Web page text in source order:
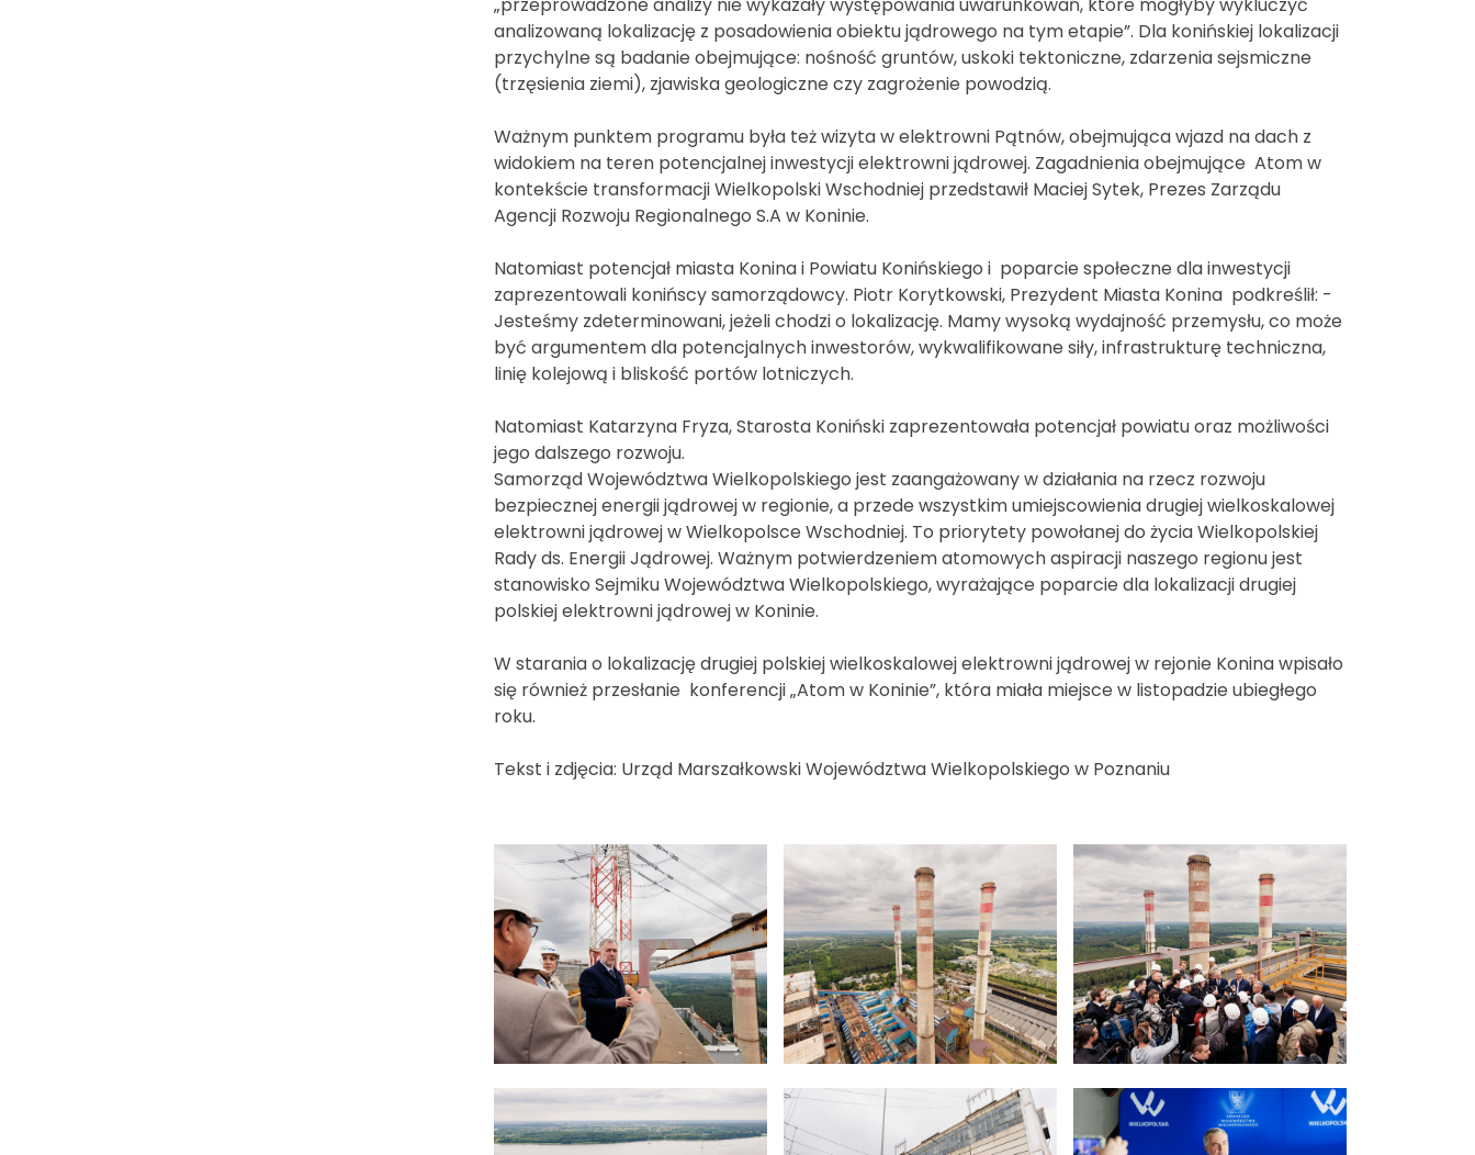
„przeprowadzone analizy nie wykazały występowania uwarunkowań, które mogłyby wykluczyć
analizowaną lokalizację z posadowienia obiektu jądrowego na tym etapie”. Dla konińskiej lokalizacji
przychylne są badanie obejmujące: nośność gruntów, uskoki tektoniczne, zdarzenia sejsmiczne
(trzęsienia ziemi), zjawiska geologiczne czy zagrożenie powodzią.
Ważnym punktem programu była też wizyta w elektrowni Pątnów, obejmująca wjazd na dach z
widokiem na teren potencjalnej inwestycji elektrowni jądrowej. Zagadnienia obejmujące Atom w
kontekście transformacji Wielkopolski Wschodniej przedstawił Maciej Sytek, Prezes Zarządu
Agencji Rozwoju Regionalnego S.A w Koninie.
Natomiast potencjał miasta Konina i Powiatu Konińskiego i poparcie społeczne dla inwestycji
zaprezentowali konińscy samorządowcy. Piotr Korytkowski, Prezydent Miasta Konina podkreślił: -
Jesteśmy zdeterminowani, jeżeli chodzi o lokalizację. Mamy wysoką wydajność przemysłu, co może
być argumentem dla potencjalnych inwestorów, wykwalifikowane siły, infrastrukturę techniczna,
linię kolejową i bliskość portów lotniczych.
Natomiast Katarzyna Fryza, Starosta Koniński zaprezentowała potencjał powiatu oraz możliwości
jego dalszego rozwoju.
Samorząd Województwa Wielkopolskiego jest zaangażowany w działania na rzecz rozwoju
bezpiecznej energii jądrowej w regionie, a przede wszystkim umiejscowienia drugiej wielkoskalowej
elektrowni jądrowej w Wielkopolsce Wschodniej. To priorytety powołanej do życia Wielkopolskiej
Rady ds. Energii Jądrowej. Ważnym potwierdzeniem atomowych aspiracji naszego regionu jest
stanowisko Sejmiku Województwa Wielkopolskiego, wyrażające poparcie dla lokalizacji drugiej
polskiej elektrowni jądrowej w Koninie.
W starania o lokalizację drugiej polskiej wielkoskalowej elektrowni jądrowej w rejonie Konina wpisało
się również przesłanie konferencji „Atom w Koninie”, która miała miejsce w listopadzie ubiegłego
roku.
Tekst i zdjęcia: Urząd Marszałkowski Województwa Wielkopolskiego w Poznaniu